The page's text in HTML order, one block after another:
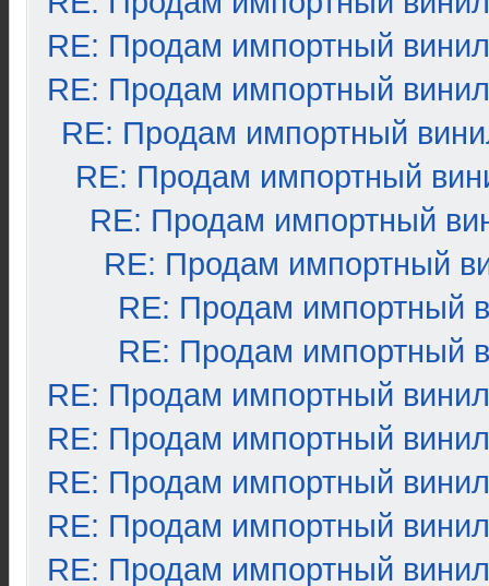
RE: Продам импортный винил
RE: Продам импортный винил
RE: Продам импортный
RE: Продам импортный
RE: Продам импортный
RE: Продам импортный
RE: Продам импортный
RE: Продам импортный
RE: Продам импортный винил
RE: Продам импортный винил
RE: Продам импортный винил
RE: Продам импортный винил
RE: Продам импортный винил